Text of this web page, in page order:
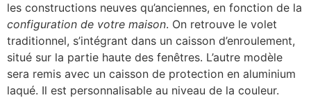
les constructions neuves qu’anciennes, en fonction de la
configuration de votre maison. On retrouve le volet
traditionnel, s’intégrant dans un caisson d’enroulement,
situé sur la partie haute des fenêtres. L’autre modèle
sera remis avec un caisson de protection en aluminium
laqué. Il est personnalisable au niveau de la couleur.